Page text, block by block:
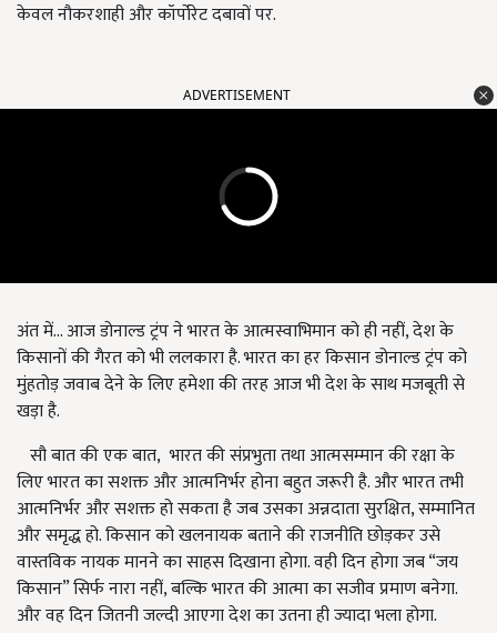
केवल नौकरशाही और कॉर्पोरेट दबावों पर.
ADVERTISEMENT
अंत में... आज डोनाल्ड ट्रंप ने भारत के आत्मस्वाभिमान को ही नहीं, देश के
किसानों की गैरत को भी ललकारा है. भारत का हर किसान डोनाल्ड ट्रंप को
मुंहतोड़ जवाब देने के लिए हमेशा की तरह आज भी देश के साथ मजबूती से
खड़ा है.
सौ बात की एक बात, भारत की संप्रभुता तथा आत्मसम्मान की रक्षा के
लिए भारत का सशक्त और आत्मनिर्भर होना बहुत जरूरी है. और भारत तभी
आत्मनिर्भर और सशक्त हो सकता है जब उसका अन्नदाता सुरक्षित, सम्मानित
और समृद्ध हो. किसान को खलनायक बताने की राजनीति छोड़कर उसे
वास्तविक नायक मानने का साहस दिखाना होगा. वही दिन होगा जब “जय
किसान” सिर्फ नारा नहीं, बल्कि भारत की आत्मा का सजीव प्रमाण बनेगा.
और वह दिन जितनी जल्दी आएगा देश का उतना ही ज्यादा भला होगा‌.